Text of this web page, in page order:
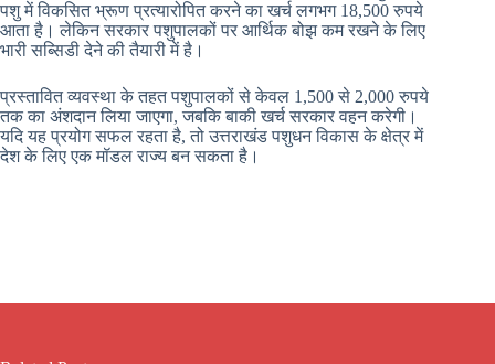
पशु में विकसित भ्रूण प्रत्यारोपित करने का खर्च लगभग 18,500 रुपये
आता है। लेकिन सरकार पशुपालकों पर आर्थिक बोझ कम रखने के लिए
भारी सब्सिडी देने की तैयारी में है।
प्रस्तावित व्यवस्था के तहत पशुपालकों से केवल 1,500 से 2,000 रुपये
तक का अंशदान लिया जाएगा, जबकि बाकी खर्च सरकार वहन करेगी।
यदि यह प्रयोग सफल रहता है, तो उत्तराखंड पशुधन विकास के क्षेत्र में
देश के लिए एक मॉडल राज्य बन सकता है।